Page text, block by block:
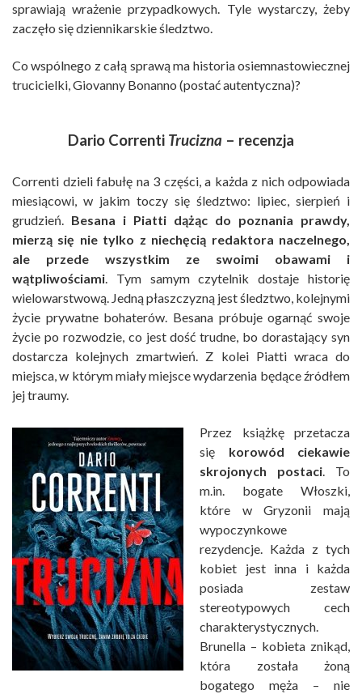
sprawiają wrażenie przypadkowych. Tyle wystarczy, żeby
zaczęło się dziennikarskie śledztwo.
Co wspólnego z całą sprawą ma historia osiemnastowiecznej
trucicielki, Giovanny Bonanno (postać autentyczna)?
Dario Correnti Trucizna – recenzja
Correnti dzieli fabułę na 3 części, a każda z nich odpowiada
miesiącowi, w jakim toczy się śledztwo: lipiec, sierpień i
grudzień. Besana i Piatti dążąc do poznania prawdy,
mierzą się nie tylko z niechęcią redaktora naczelnego,
ale przede wszystkim ze swoimi obawami i
wątpliwościami. Tym samym czytelnik dostaje historię
wielowarstwową. Jedną płaszczyzną jest śledztwo, kolejnymi
życie prywatne bohaterów. Besana próbuje ogarnąć swoje
życie po rozwodzie, co jest dość trudne, bo dorastający syn
dostarcza kolejnych zmartwień. Z kolei Piatti wraca do
miejsca, w którym miały miejsce wydarzenia będące źródłem
jej traumy.
Przez książkę przetacza
się korowód ciekawie
skrojonych postaci. To
m.in. bogate Włoszki,
które w Gryzonii mają
wypoczynkowe
rezydencje. Każda z tych
kobiet jest inna i każda
posiada zestaw
stereotypowych cech
charakterystycznych.
Brunella – kobieta znikąd,
która została żoną
bogatego męża – nie